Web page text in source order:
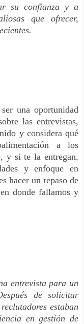
su confianza y a
que ofrecer,
una oportunidad
las entrevistas,
y considera qué
a los
y si te la entregan,
y enfoque en
hacer un repaso de
donde fallamos y
entrevista para un
de solicitar
estaban
en gestión de